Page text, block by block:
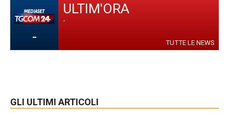
-
ULTIM'ORA
-
TUTTE LE NEWS
GLI ULTIMI ARTICOLI